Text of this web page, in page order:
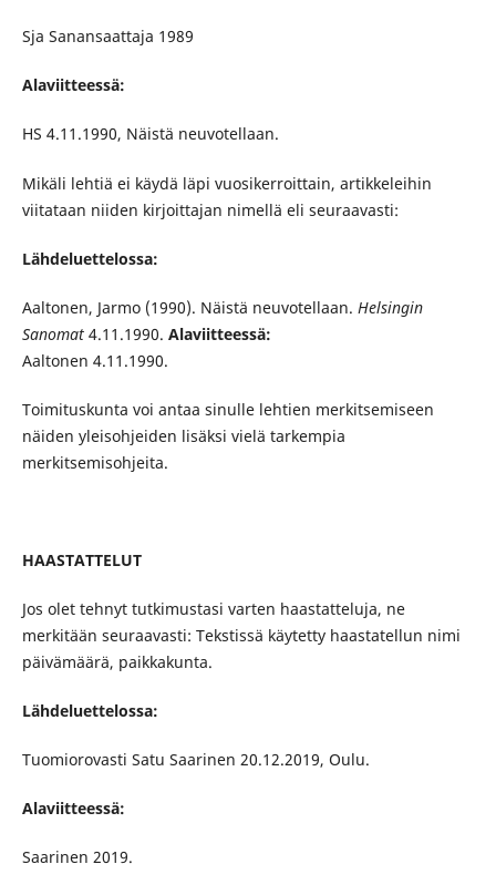
Sja Sanansaattaja 1989
Alaviitteessä:
HS 4.11.1990, Näistä neuvotellaan.
Mikäli lehtiä ei käydä läpi vuosikerroittain, artikkeleihin
viitataan niiden kirjoittajan nimellä eli seuraavasti:
Lähdeluettelossa:
Aaltonen, Jarmo (1990). Näistä neuvotellaan. Helsingin
Sanomat 4.11.1990. Alaviitteessä:
Aaltonen 4.11.1990.
Toimituskunta voi antaa sinulle lehtien merkitsemiseen
näiden yleisohjeiden lisäksi vielä tarkempia
merkitsemisohjeita.
HAASTATTELUT
Jos olet tehnyt tutkimustasi varten haastatteluja, ne
merkitään seuraavasti: Tekstissä käytetty haastatellun nimi
päivämäärä, paikkakunta.
Lähdeluettelossa:
Tuomiorovasti Satu Saarinen 20.12.2019, Oulu.
Alaviitteessä:
Saarinen 2019.